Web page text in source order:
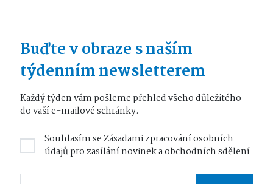
Buďte v obraze s naším
týdenním newsletterem
Každý týden vám pošleme přehled všeho důležitého
do vaší e-mailové schránky.
Souhlasím seZásadami zpracování osobních
údajůpro zasílání novinek a obchodních sdělení